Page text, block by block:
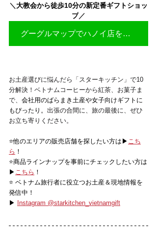
＼大教会から徒歩10分の新定番ギフトショッ
プ／
グーグルマップでハノイ店を見る▶
お土産選びに悩んだら「スターキッチン」で10
分解決！ベトナムコーヒーから紅茶、お菓子ま
で、 会社用のばらまき土産や女子向けギフトに
もぴったり。 出張の合間に、旅の最後に、ぜひ
お立ち寄りください。
⭐️他のエリアの販売店舗を探したい方は▶ こち
ら ！
⭐️商品ラインナップを事前にチェックしたい方は
▶ こちら ！
⭐️ ベトナム旅行者に役立つお土産＆現地情報を
発信中！
▶ Instagram @starkitchen_vietnamgift